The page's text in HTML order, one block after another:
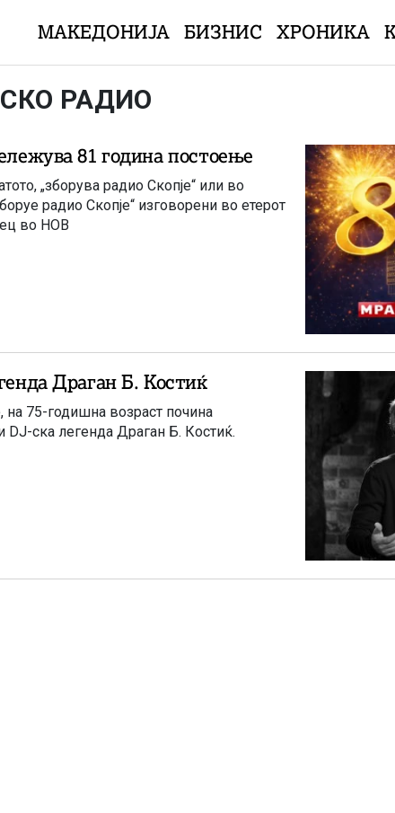
МАКЕДОНИЈА БИЗНИС ХРОНИКА
РАДИО
81 година постоење
„зборува радио Скопје“ или во
радио Скопје“ изговорени во етерот
во НОВ
Драган Б. Костиќ
75-годишна возраст почина
DJ-ска легенда Драган Б. Костиќ.